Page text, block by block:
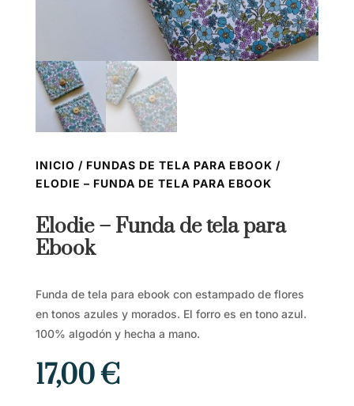
INICIO / FUNDAS DE TELA PARA EBOOK /
ELODIE – FUNDA DE TELA PARA EBOOK
Elodie – Funda de tela para
Ebook
Funda de tela para ebook con estampado de flores
en tonos azules y morados. El forro es en tono azul.
100% algodón y hecha a mano.
17,00€